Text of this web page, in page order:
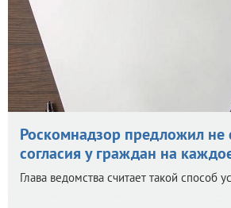
Роскомнадзор предложил не
согласия у граждан на
Глава ведомства считает такой способ